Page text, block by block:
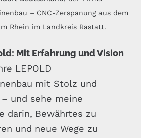
– CNC-Zerspanung aus dem
Rhein im Landkreis Rastatt.
Mit Erfahrung und Vision
LEPOLD
mit Stolz und
und sehe meine
darin, Bewährtes zu
und neue Wege zu